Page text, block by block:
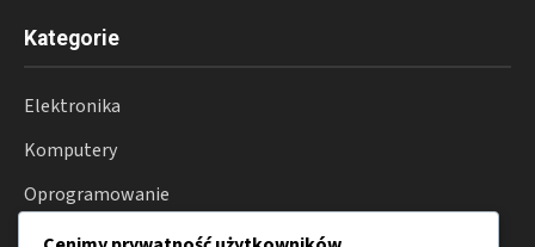
Kategorie
Elektronika
Komputery
Oprogramowanie
Akcesoria